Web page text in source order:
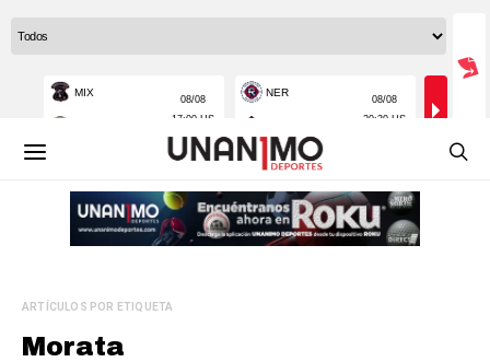
ARTÍCULOS POR ETIQUETA
Morata